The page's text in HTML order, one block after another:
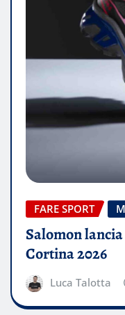
FARE SPORT
Salomon
Cortina 2026
Luca Talotta